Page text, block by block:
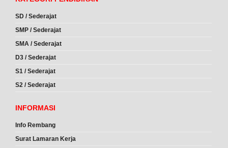
SD / Sederajat
SMP / Sederajat
SMA / Sederajat
D3 / Sederajat
S1 / Sederajat
S2 / Sederajat
INFORMASI
Info Rembang
Surat Lamaran Kerja